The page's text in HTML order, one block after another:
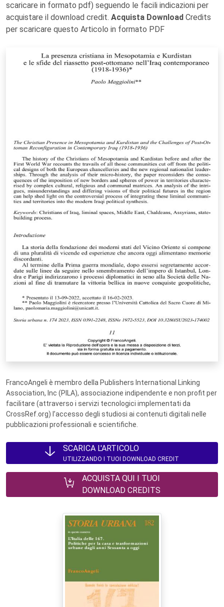
scaricare in formato pdf) seguendo le facili indicazioni per
acquistare il download credit. Acquista Download Credits
per scaricare questo Articolo in formato PDF
FrancoAngeli è membro della Publishers International Linking
Association, Inc (PILA), associazione indipendente e non profit per
facilitare (attraverso i servizi tecnologici implementati da
CrossRef.org) l’accesso degli studiosi ai contenuti digitali nelle
pubblicazioni professionali e scientifiche.
SCARICA L'ARTICOLO
UTILIZZANDO I TUOI DOWNLOAD CREDIT
ACQUISTA QUI I TUOI
DOWNLOAD CREDITS